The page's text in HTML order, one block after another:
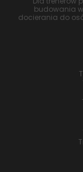
budowania
docierania do